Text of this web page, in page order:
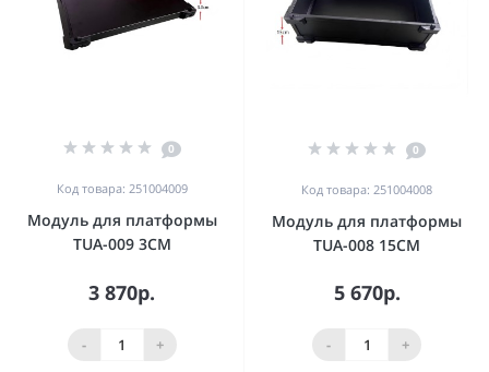
0
Код товара: 251004009
Модуль для платформы
TUA-009 3CM
3 870р.
- +
0
Код товара: 251004008
Модуль для платформы
TUA-008 15CM
5 670р.
- +